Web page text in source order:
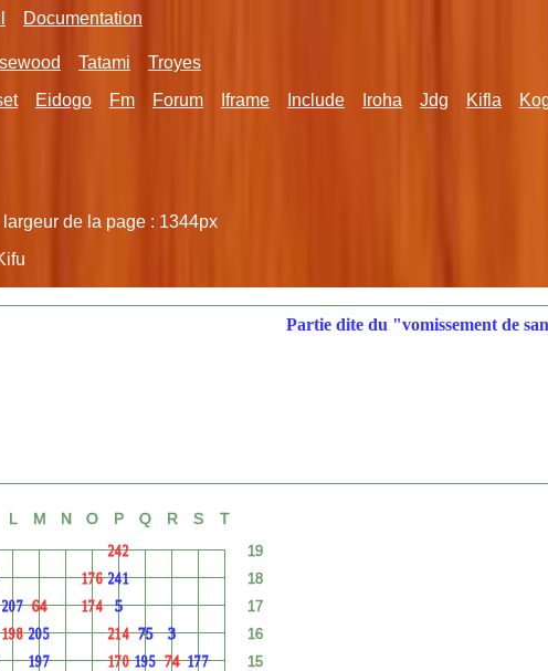
Documentation
Tatami
Troyes
Eidogo Fm Forum Iframe Include Iroha Jdg Kifla
de la page : 1344px
Partie dite du "vomissement de
L M N O P Q R S T
19
18
17
16
15
207
205
197
241
5
75
195
3
177
198
64
176
174
242
214
170
74